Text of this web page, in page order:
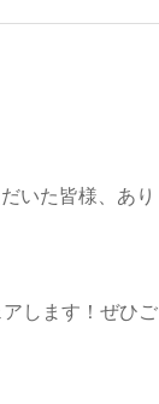
いた皆様、あり
します！ぜひご